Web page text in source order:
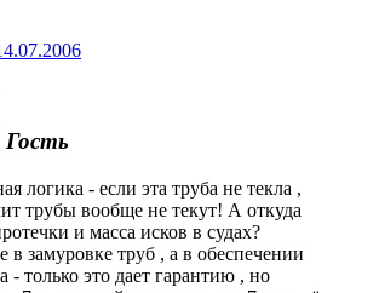
Гость
логика - если эта труба не текла ,
трубы вообще не текут! А откуда
и масса исков в судах?
в замуровке труб , а в обеспечении
- только это дает гарантию , но